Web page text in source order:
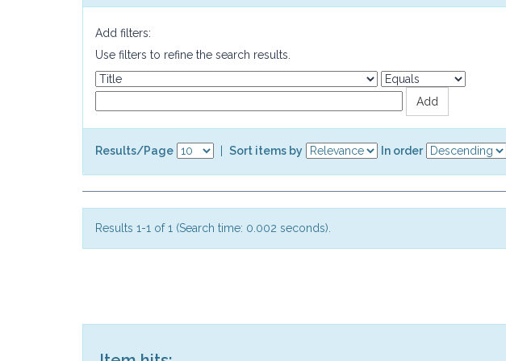
Add filters:
Use filters to refine the search results.
Results/Page Sort items by In order
Results 1-1 of 1 (Search time: 0.002 seconds).